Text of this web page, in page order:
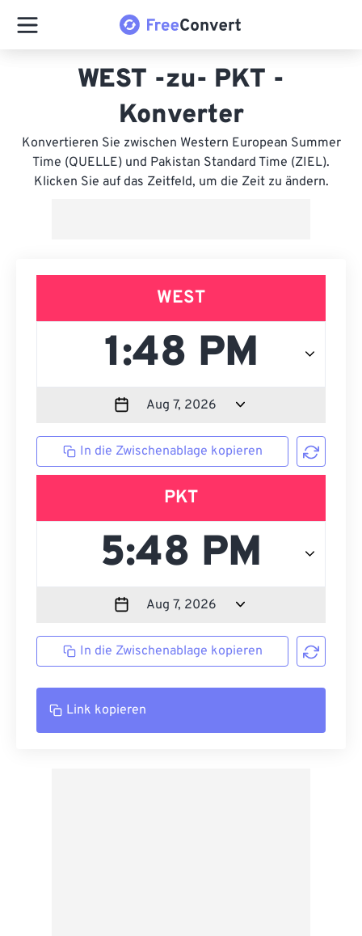
WEST -zu- PKT -
Konverter
Konvertieren Sie zwischen Western European Summer
Time (QUELLE) und Pakistan Standard Time (ZIEL).
Klicken Sie auf das Zeitfeld, um die Zeit zu ändern.
WEST
In die Zwischenablage kopieren
PKT
In die Zwischenablage kopieren
Link kopieren